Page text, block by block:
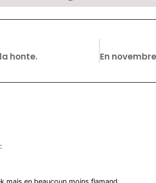
honte.
mais en beaucoup moins flamand.